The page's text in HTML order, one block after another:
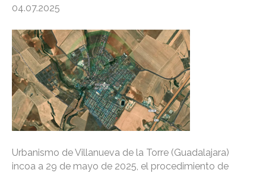
04.07.2025
Urbanismo de Villanueva de la Torre (Guadalajara)
incoa a 29 de mayo de 2025, el procedimiento de